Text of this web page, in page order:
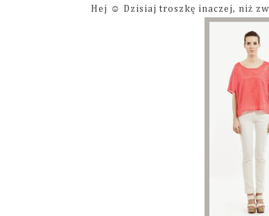
Hej ☺ Dzisiaj troszkę inaczej, niż